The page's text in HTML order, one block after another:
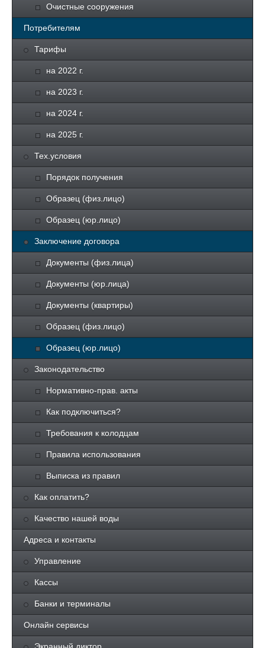
Очистные сооружения
Потребителям
Тарифы
на 2022 г.
на 2023 г.
на 2024 г.
на 2025 г.
Тех.условия
Порядок получения
Образец (физ.лицо)
Образец (юр.лицо)
Заключение договора
Документы (физ.лица)
Документы (юр.лица)
Документы (квартиры)
Образец (физ.лицо)
Образец (юр.лицо)
Законодательство
Нормативно-прав. акты
Как подключиться?
Требования к колодцам
Правила использования
Выписка из правил
Как оплатить?
Качество нашей воды
Адреса и контакты
Управление
Кассы
Банки и терминалы
Онлайн сервисы